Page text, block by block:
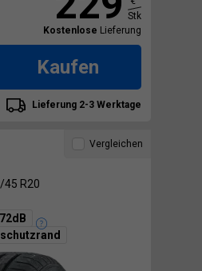
Stk
Kostenlose Lieferung
Kaufen
Lieferung 2-3 Werktage
45 R20
Vergleichen